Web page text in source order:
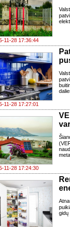
11-28 17:36:44
11-28 17:27:01
11-28 17:24:30
gidų